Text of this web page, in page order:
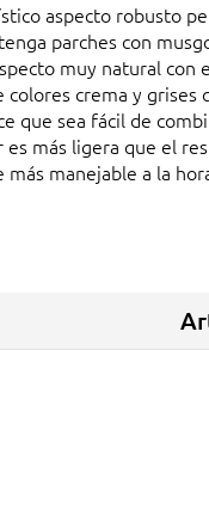
aspecto robusto
parches con
muy natural con
colores crema y grises
que sea fácil de
es más ligera que el
manejable a la